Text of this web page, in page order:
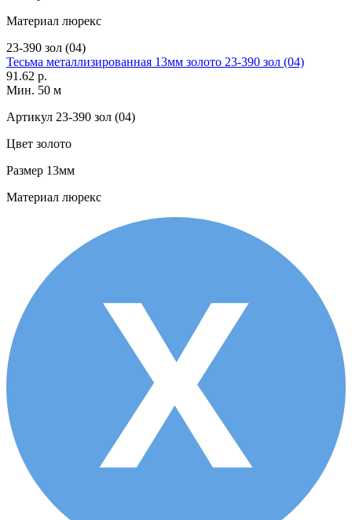
Материал люрекс
23-390 зол (04)
Тесьма металлизированная 13мм золото 23-390 зол (04)
91.62 р.
Мин. 50 м
Артикул 23-390 зол (04)
Цвет золото
Размер 13мм
Материал люрекс